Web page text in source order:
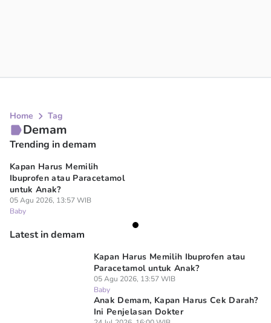
Home Tag
Demam
Trending in demam
Kapan Harus Memilih
Ibuprofen atau Paracetamol
untuk Anak?
05 Agu 2026, 13:57 WIB
Baby
Latest in demam
Kapan Harus Memilih Ibuprofen atau
Paracetamol untuk Anak?
05 Agu 2026, 13:57 WIB
Baby
Anak Demam, Kapan Harus Cek Darah?
Ini Penjelasan Dokter